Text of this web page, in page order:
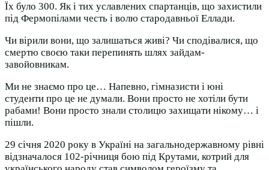
Їх було 300. Як і тих уславлених спартанців, що захистили
під Фермопілами честь і волю стародавньої Еллади.
Чи вірили вони, що залишаться живі? Чи сподівалися, що
смертю своєю таки перепинять шлях зайдам-
завойовникам.
Ми не знаємо про це… Напевно, гімназисти і юні
студенти про це не думали. Вони просто не хотіли бути
рабами! Вони просто знали столицю захищати нікому… і
пішли.
29 січня 2020 року в Україні на загальнодержавному рівні
відзначалося 102-річниця бою під Крутами, котрий для